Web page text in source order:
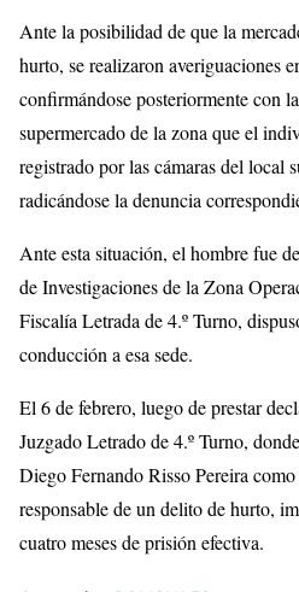
Ante la posibilidad de que la
hurto, se realizaron averiguaciones
confirmándose posteriormente con
supermercado de la zona que el
registrado por las cámaras del local
radicándose la denuncia
Ante esta situación, el hombre fue
de Investigaciones de la Zona
Fiscalía Letrada de 4.º Turno,
conducción a esa sede.
El 6 de febrero, luego de prestar
Juzgado Letrado de 4.º Turno,
Diego Fernando Risso Pereira
responsable de un delito de hurto,
cuatro meses de prisión efectiva.